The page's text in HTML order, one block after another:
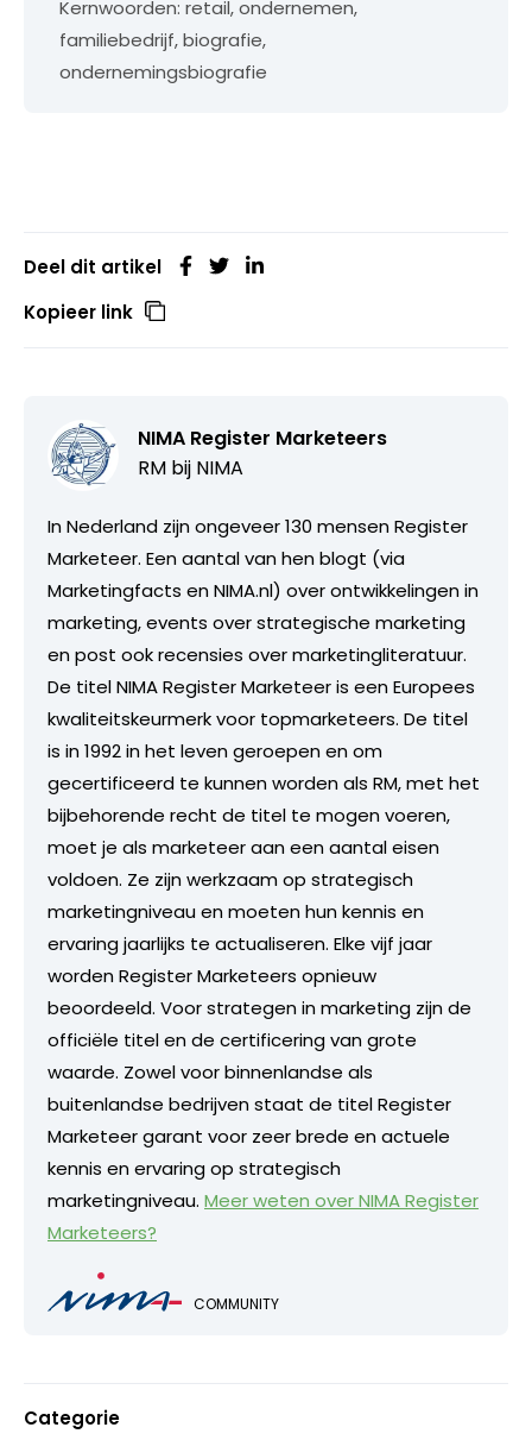
Kernwoorden: retail, ondernemen,
familiebedrijf, biografie,
ondernemingsbiografie
Deel dit artikel
Kopieer link
NIMA Register Marketeers
RM bij NIMA
In Nederland zijn ongeveer 130 mensen Register
Marketeer. Een aantal van hen blogt (via
Marketingfacts en NIMA.nl) over ontwikkelingen in
marketing, events over strategische marketing
en post ook recensies over marketingliteratuur.
De titel NIMA Register Marketeer is een Europees
kwaliteitskeurmerk voor topmarketeers. De titel
is in 1992 in het leven geroepen en om
gecertificeerd te kunnen worden als RM, met het
bijbehorende recht de titel te mogen voeren,
moet je als marketeer aan een aantal eisen
voldoen. Ze zijn werkzaam op strategisch
marketingniveau en moeten hun kennis en
ervaring jaarlijks te actualiseren. Elke vijf jaar
worden Register Marketeers opnieuw
beoordeeld. Voor strategen in marketing zijn de
officiële titel en de certificering van grote
waarde. Zowel voor binnenlandse als
buitenlandse bedrijven staat de titel Register
Marketeer garant voor zeer brede en actuele
kennis en ervaring op strategisch
marketingniveau. Meer weten over NIMA Register
Marketeers?
COMMUNITY
Categorie